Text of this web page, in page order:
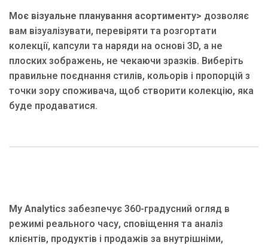
Моє візуальне планування асортименту> дозволяє
вам візуалізувати, перевіряти та розгортати
колекції, капсули та наряди на основі 3D, а не
плоских зображень, не чекаючи зразків. Виберіть
правильне поєднання стилів, кольорів і пропорцій з
точки зору споживача, щоб створити колекцію, яка
буде продаватися.
My Analytics забезпечує 360-градусний огляд в
режимі реального часу, сповіщення та аналіз
клієнтів, продуктів і продажів за внутрішніми,